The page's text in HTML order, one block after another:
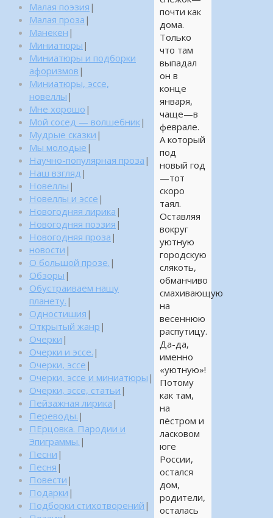
почти как
дома.
Только
что там
выпадал
он в
конце
января,
чаще—в
феврале.
А который
под
новый год
—тот
скоро
таял.
Оставляя
вокруг
уютную
городскую
слякоть,
обманчиво
смахивающую
на
весеннюю
распутицу.
Да-да,
именно
«уютную»!
Потому
как там,
на
пёстром и
ласковом
юге
России,
остался
дом,
родители,
осталась
Малая поэзия |
Малая проза |
Манекен |
Миниатюры |
Миниатюры и подборки
афоризмов |
Миниатюры, эссе,
новеллы |
Мне хорошо |
Мой сосед — волшебник|
Мудрые сказки |
Мы молодые |
Научно-популярная проза |
Наш взгляд |
Новеллы |
Новеллы и эссе |
Новогодняя лирика |
Новогодняя поэзия |
Новогодняя проза |
новости |
О большой прозе. |
Обзоры |
Обустраиваем нашу
планету. |
Одностишия |
Открытый жанр |
Очерки |
Очерки и эссе. |
Очерки, эссе |
Очерки, эссе и миниатюры |
Очерки, эссе, статьи |
Пейзажная лирика |
Переводы. |
ПЕрцовка. Пародии и
Эпиграммы. |
Песни |
Песня |
Повести |
Подарки |
Подборки стихотворений |